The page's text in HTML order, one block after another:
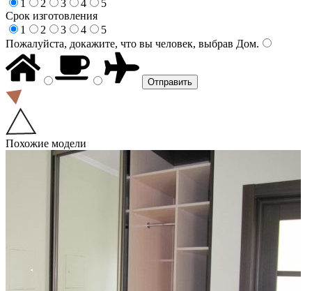
1
2 3 4
5
Срок изготовления
1
2 3 4
5
Пожалуйста, докажите, что вы человек, выбрав Дом.
Похожие модели